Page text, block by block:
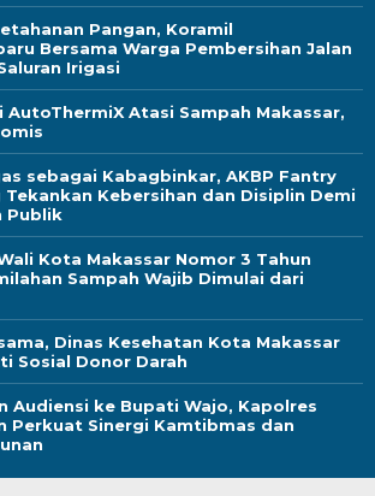
Pangan, Koramil
Bersama Warga Pembersihan Jalan
Irigasi
AutoThermiX Atasi Sampah Makassar,
sebagai Kabagbinkar, AKBP Fantry
Tekankan Kebersihan dan Disiplin Demi
Publik
Kota Makassar Nomor 3 Tahun
Sampah Wajib Dimulai dari
Dinas Kesehatan Kota Makassar
Sosial Donor Darah
Audiensi ke Bupati Wajo, Kapolres
Perkuat Sinergi Kamtibmas dan